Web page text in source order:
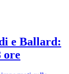
e Ballard:
ore